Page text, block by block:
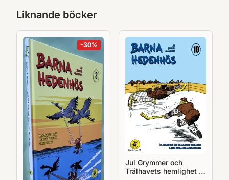
Liknande böcker
-30%
Jul Grymmer och
Trälhavets hemlighet &